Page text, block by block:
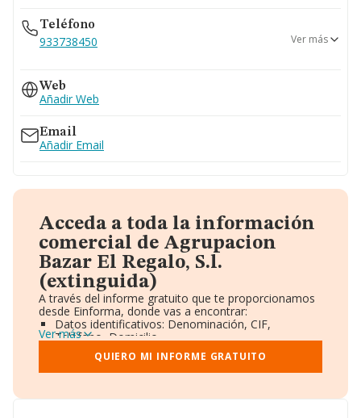
Teléfono
933738450
933738161
933731608
Ver más
Web
Añadir Web
Email
Añadir Email
Acceda a toda la información
comercial de Agrupacion
Bazar El Regalo, S.l.
(extinguida)
A través del informe gratuito que te proporcionamos
desde Einforma, donde vas a encontrar:
Datos identificativos: Denominación, CIF,
Teléfono, Domicilio.
Informe Mercantil Completo (BORME).
Gráficos de Evolución Ventas y Empleados.
Consejo de Administración y Administradores.
Accionistas.
Ver más
QUIERO MI INFORME GRATUITO